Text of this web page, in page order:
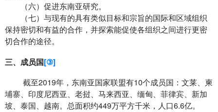
（六） 促进东南亚研究。
（七） 与现有的具有类似目标和宗旨的国际和区域组织
保持密切和有益的合作，并探索能促使各组织之间进行更密
切合作的途径。
三、成员国[③]
截至2019年，东南亚国家联盟有10个成员国：文莱、柬
埔寨、印度尼西亚、老挝、马来西亚、缅甸、菲律宾、新加
坡、泰国、越南。总面积约449万平方千米，人口6.6亿。